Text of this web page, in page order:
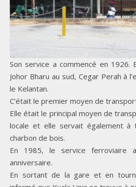
Son service a commencé en 1926.
Johor Bharu au sud, Cegar Perah à
le Kelantan.
C’était le premier moyen de
Elle était le principal moyen de
locale et elle servait également à
charbon de bois.
En 1985, le service ferroviaire
anniversaire.
En sortant de la gare et en